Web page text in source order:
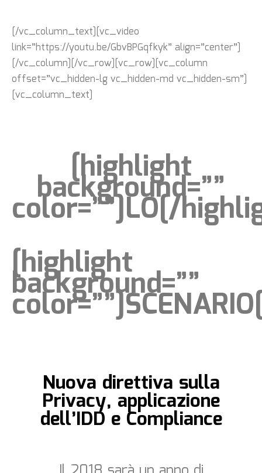
[/vc_column_text][vc_video
link=”https://youtu.be/GbvBPGqfkyk” align=”center”]
[/vc_column][/vc_row][vc_row][vc_column
offset=”vc_hidden-lg vc_hidden-md vc_hidden-sm”]
[vc_column_text]
[highlight
background=””
color=””]LO[/
[highlight
background=””
Nuova direttiva sulla
Privacy, applicazione
dell’IDD e Compliance